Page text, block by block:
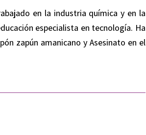
en la industria química y en la
especialista en tecnología. Ha
zapún amanicano y Asesinato en el